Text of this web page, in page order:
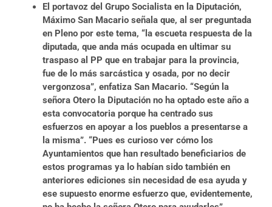
El portavoz del Grupo Socialista en la Diputación,
Máximo San Macario señala que, al ser preguntada
en Pleno por este tema, “la escueta respuesta de la
diputada, que anda más ocupada en ultimar su
traspaso al PP que en trabajar para la provincia,
fue de lo más sarcástica y osada, por no decir
vergonzosa”, enfatiza San Macario. “Según la
señora Otero la Diputación no ha optado este año a
esta convocatoria porque ha centrado sus
esfuerzos en apoyar a los pueblos a presentarse a
la misma”. “Pues es curioso ver cómo los
Ayuntamientos que han resultado beneficiarios de
estos programas ya lo habían sido también en
anteriores ediciones sin necesidad de esa ayuda y
ese supuesto enorme esfuerzo que, evidentemente,